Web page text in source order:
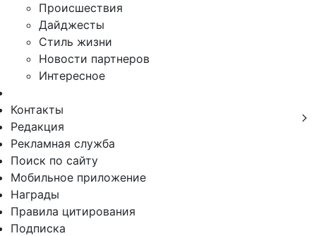
Происшествия
Дайджесты
Стиль жизни
Новости партнеров
Интересное
Контакты
Редакция
Рекламная служба
Поиск по сайту
Мобильное приложение
Награды
Правила цитирования
Подписка